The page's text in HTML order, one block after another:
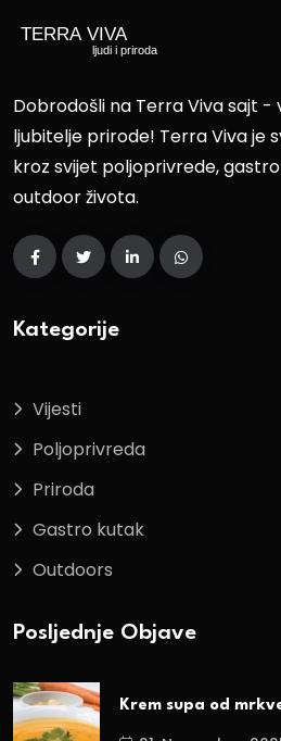
Dobrodošli na Terra Viva sajt -
ljubitelje prirode! Terra Viva je
kroz svijet poljoprivrede,
outdoor života.
Kategorije
Vijesti
Poljoprivreda
Priroda
Gastro kutak
Outdoors
Posljednje Objave
Krem supa od